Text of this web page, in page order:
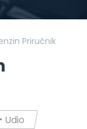
Priručnik
Udio